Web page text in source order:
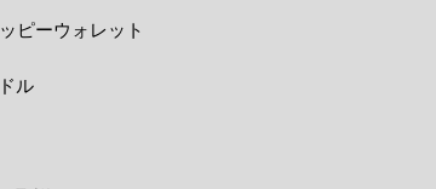
ピーウォレット
ル